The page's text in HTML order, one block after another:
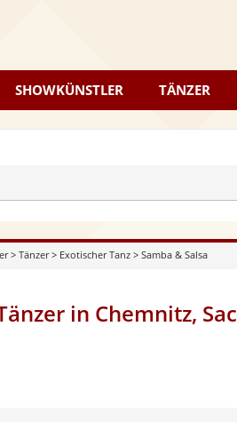
SHOWKÜNSTLER TÄNZER
> Tänzer> Exotischer Tanz> Samba & Salsa
in Chemnitz,